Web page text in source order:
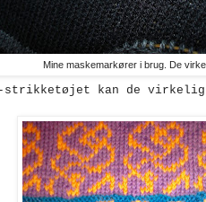
Mine maskemarkører i brug. De
kan de virkelig